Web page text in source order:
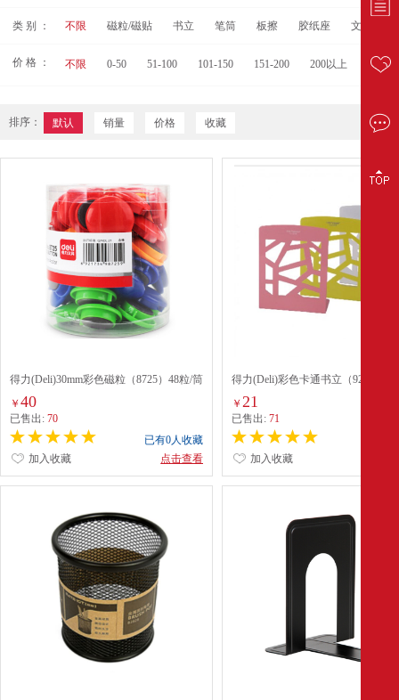
类 别 ： 不限 磁粒/磁贴 书立 笔筒 板擦 胶纸座 文具套装
价 格 ： 不限 0-50 51-100 101-150 151-200 200以上
排序： 默认 销量 价格 收藏
得力(Deli)30mm彩色磁粒（8725）48粒/筒
￥ 40
已售出: 70
已有0人收藏
点击查看
加入收藏
得力(Deli)彩色卡通书立（9268）
￥21
已售出:71
加入收藏